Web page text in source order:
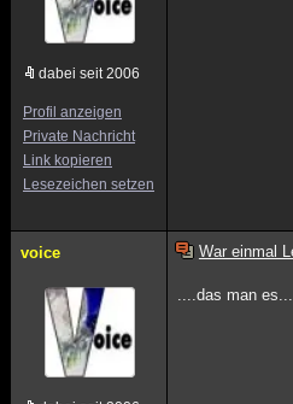
dabei seit 2006
Profil anzeigen
Private Nachricht
Link kopieren
Lesezeichen setzen
voice War einmal
....das man